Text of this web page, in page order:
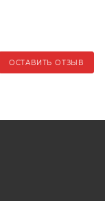
ОСТАВИТЬ ОТЗЫВ